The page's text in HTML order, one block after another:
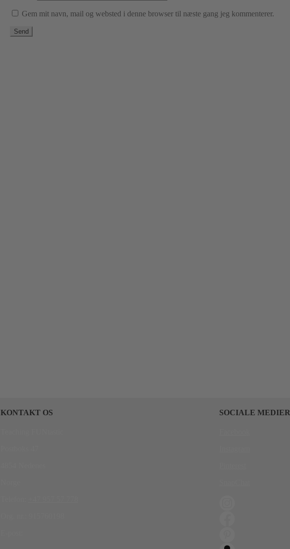
Gem mit navn, mail og websted i denne browser til næste gang jeg kommenterer.
KONTAKT OS SOCIALE MEDIER